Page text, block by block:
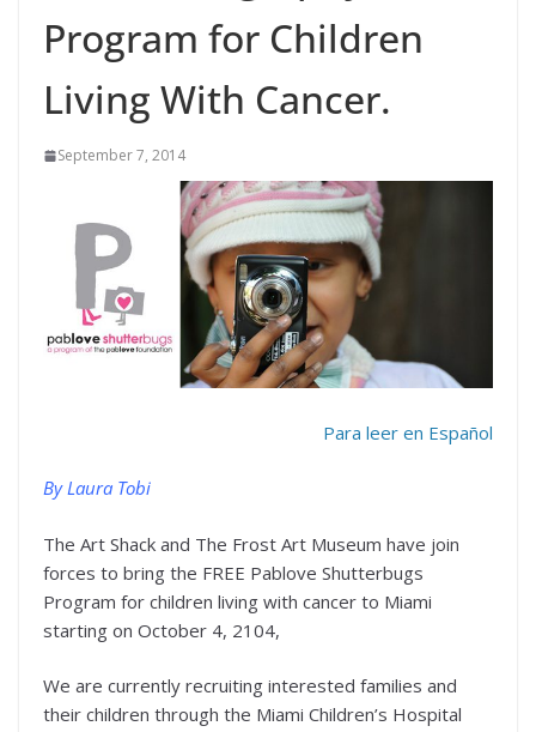
Program for Children
Living With Cancer.
September 7, 2014
Para leer en Español
By Laura Tobi
The Art Shack and The Frost Art Museum have join
forces to bring the FREE Pablove Shutterbugs
Program for children living with cancer to Miami
starting on October 4, 2104,
We are currently recruiting interested families and
their children through the Miami Children’s Hospital